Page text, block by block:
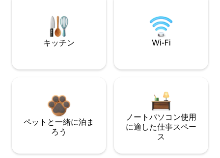
キッチン Wi-Fi
ペットと一緒に泊ま
ろう
ノートパソコン使用
に適した仕事スペー
ス